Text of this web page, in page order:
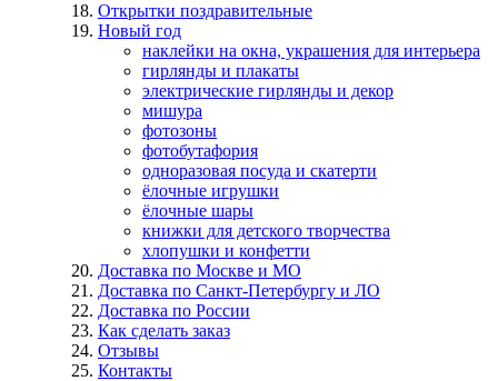
Открытки поздравительные
Новый год
наклейки на окна, украшения для интерьера
гирлянды и плакаты
электрические гирлянды и декор
мишура
фотозоны
фотобутафория
одноразовая посуда и скатерти
ёлочные игрушки
ёлочные шары
книжки для детского творчества
хлопушки и конфетти
Доставка по Москве и МО
Доставка по Санкт-Петербургу и ЛО
Доставка по России
Как сделать заказ
Отзывы
Контакты